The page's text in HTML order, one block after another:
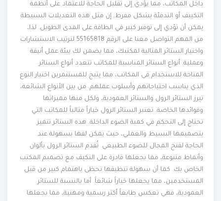
داخل المكاتب، مما يؤدي إلى تقليل الحاجة للاعتماد على أنظمة
التكييف أو التدفئة بشكل مفرط. إن مثل هذه التعديلات البسيطة
يمكن أن تؤدي إلى توفير كبير في الطاقة على المدى الطويل. لذا،
من المهم التواصل معنا على الرقم 55165818 لترتيب الاستشارات
واختيار الستائر المثالية لمكتبك، مما يضمن لك بيئة عمل أنيقة
وعملية. أنواع الستائر المناسبة للمكاتب تتعدد أنواع الستائر
المتاحة للاستخدام في المكاتب، مما يتيح للمستثمرين اختيار النوع
الذي يناسب احتياجاتهم وأسلوب عملهم. من بين الأنواع الشائعة،
تبرز الستائر الرول والستائر العمودية، ولكل منها مميزاتها
وفوائدها الخاصة. تعتبر الستائر الرول خياراً مثالياً للمكاتب التي
تحتاج إلى التحكم في كمية الضوء الداخلة. هذه الستائر تتميز
بتصميمها البسيط والعملي، حيث يمكن لفها بسهولة عند
الحاجة لفتح المجال للضوء الطبيعي. تُقدم الستائر الرول بألوان
وأنماط متنوعة، مما يجعلها قادرة على التكيف مع تصميم المكتب
الخاص بك. كما أن سهولة تنظيفها تحظى باهتمام كبير من قبل
المستخدمين، مما يجعلها خياراً شائعاً. أما بالنسبة للستائر
العمودية، فهي تعكس طابعاً أكثر رسمية ومهنية، مما يجعلها